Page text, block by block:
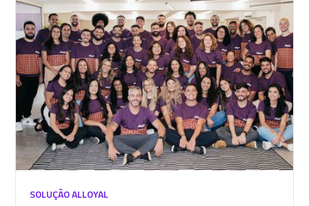
SOLUÇÃO ALLOYAL